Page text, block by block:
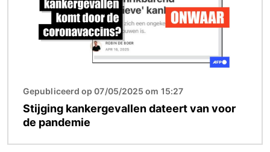
Gepubliceerd op 07/05/2025 om 15:27
Stijging kankergevallen dateert van voor
de pandemie